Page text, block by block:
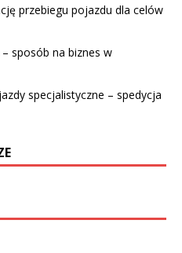
przebiegu pojazdu dla celów
sposób na biznes w
specjalistyczne – spedycja